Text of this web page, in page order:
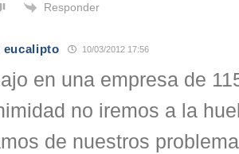
Responder
eucalipto 10/03/2012 17:56
en una empresa de
no iremos a la
de nuestros